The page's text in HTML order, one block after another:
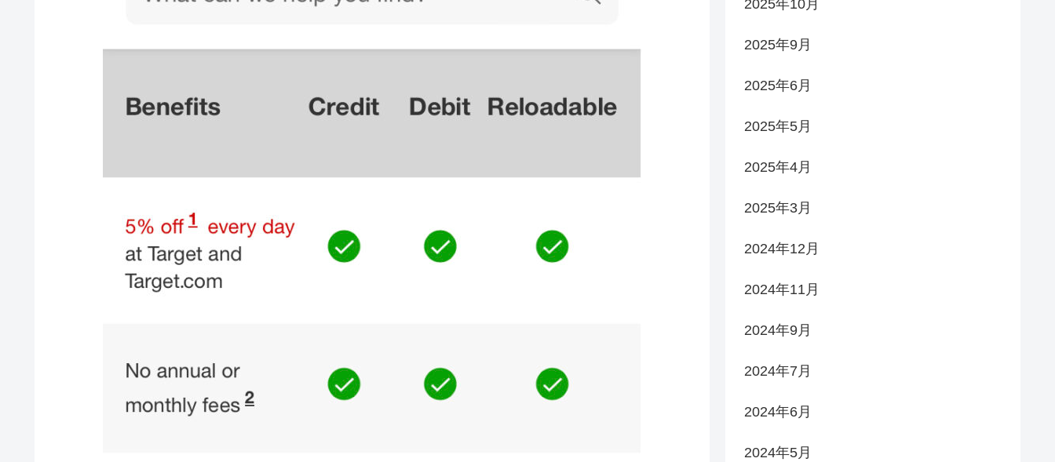
2025年10月
2025年9月
2025年6月
2025年5月
2025年4月
2025年3月
2024年12月
2024年11月
2024年9月
2024年7月
2024年6月
2024年5月